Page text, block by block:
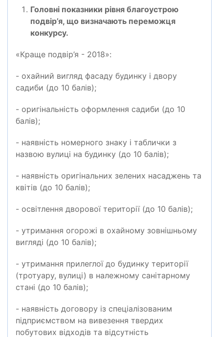
Головні показники рівня благоустрою
подвір’я, що визначають переможця
конкурсу.
«Краще подвір’я - 2018»:
- охайний вигляд фасаду будинку і двору
садиби (до 10 балів);
- оригінальність оформлення садиби (до 10
балів);
- наявність номерного знаку і таблички з
назвою вулиці на будинку (до 10 балів);
- наявність оригінальних зелених насаджень та
квітів (до 10 балів);
- освітлення дворової території (до 10 балів);
- утримання огорожі в охайному зовнішньому
вигляді (до 10 балів);
- утримання прилеглої до будинку території
(тротуару, вулиці) в належному санітарному
стані (до 10 балів);
- наявність договору із спеціалізованим
підприємством на вивезення твердих
побутових відходів та відсутність